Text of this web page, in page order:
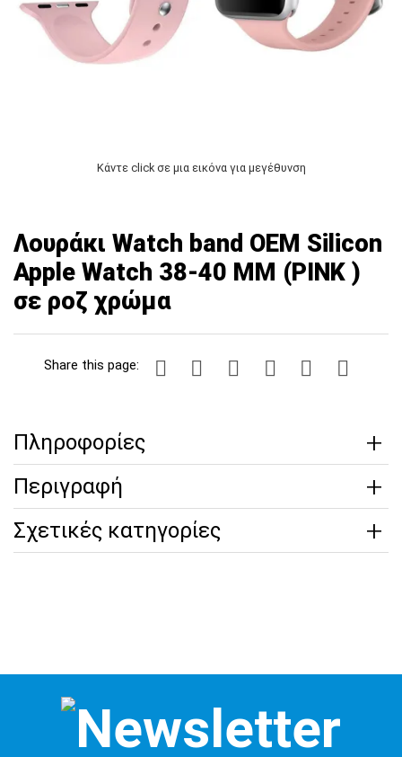
Κάντε click σε μια εικόνα για μεγέθυνση
Λουράκι Watch band OEM Silicon
Apple Watch 38-40 MM (PINK )
σε ροζ χρώμα
Share this page:
Πληροφορίες
Περιγραφή
Σχετικές κατηγορίες